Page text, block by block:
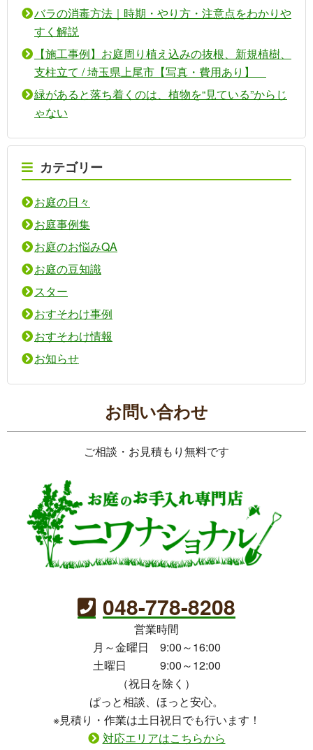
バラの消毒方法｜時期・やり方・注意点をわかりや
すく解説
【施工事例】お庭周り植え込みの抜根、新規植樹、
支柱立て / 埼玉県上尾市【写真・費用あり】
緑があると落ち着くのは、植物を“見ている”からじ
ゃない
カテゴリー
お庭の日々
お庭事例集
お庭のお悩みQA
お庭の豆知識
スター
おすそわけ事例
おすそわけ情報
お知らせ
お問い合わせ
ご相談・お見積もり無料です
048-778-8208
営業時間
月～金曜日 9:00～16:00
土曜日 9:00～12:00
（祝日を除く）
ぱっと相談、ほっと安心。
※見積り・作業は土日祝日でも行います！
対応エリアはこちらから